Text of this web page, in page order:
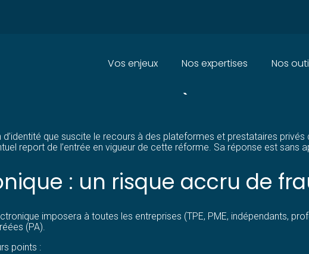
Principal
Vos enjeux Nos expertises Nos
ÉLECTRONIQUE : UN
d’identité que suscite le recours à des plateformes et prestataires
report de l’entrée en vigueur de cette réforme. Sa réponse est sans
: un risque accru de
imposera à toutes les entreprises (TPE, PME, indépendants,
(PA).
points :